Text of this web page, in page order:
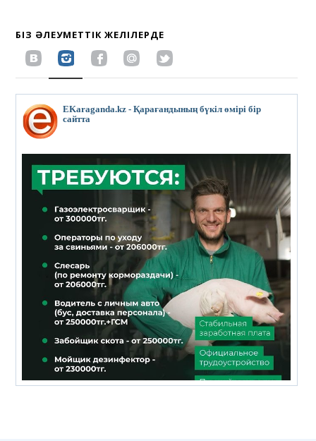
БІЗ ӘЛЕУМЕТТІК ЖЕЛІЛЕРДЕ
EKaraganda.kz - Қарағандының бүкіл өмірі бір
сайтта